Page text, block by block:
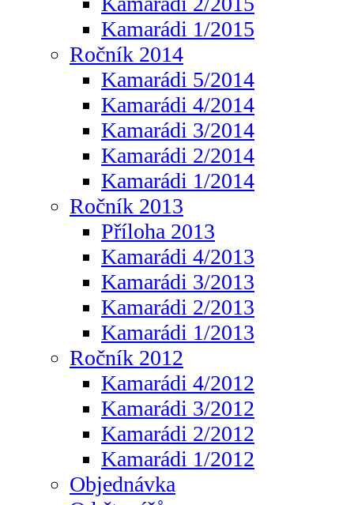
Kamarádi 1/2015
Ročník 2014
Kamarádi 5/2014
Kamarádi 4/2014
Kamarádi 3/2014
Kamarádi 2/2014
Kamarádi 1/2014
Ročník 2013
Příloha 2013
Kamarádi 4/2013
Kamarádi 3/2013
Kamarádi 2/2013
Kamarádi 1/2013
Ročník 2012
Kamarádi 4/2012
Kamarádi 3/2012
Kamarádi 2/2012
Kamarádi 1/2012
Objednávka